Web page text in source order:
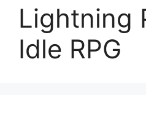
Lightning
Idle RPG